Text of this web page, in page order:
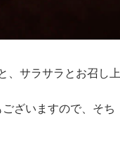
、サラサラとお召し上
ざいますので、そち